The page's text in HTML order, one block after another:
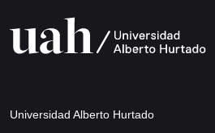
Universidad Alberto Hurtado